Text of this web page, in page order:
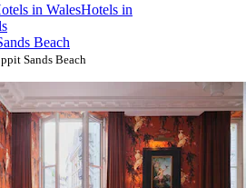
in WalesHotels in
Beach
Sands Beach